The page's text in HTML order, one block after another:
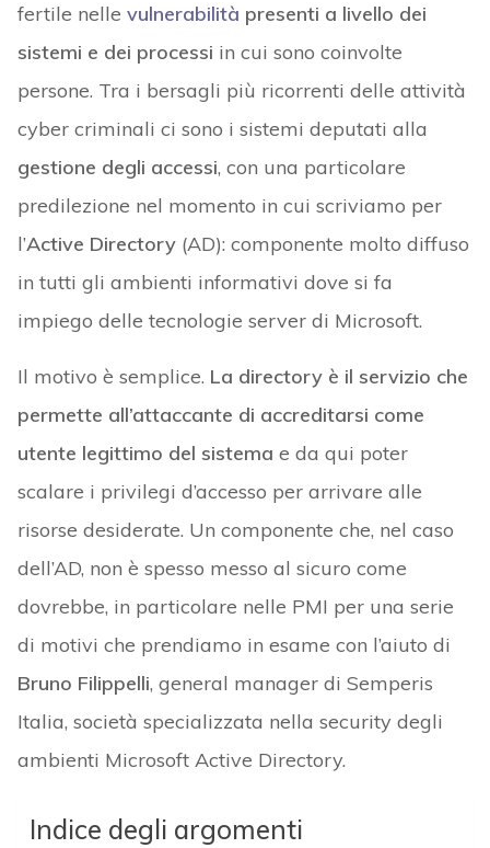
fertile nelle vulnerabilità presenti a livello dei
sistemi e dei processi in cui sono coinvolte
persone. Tra i bersagli più ricorrenti delle attività
cyber criminali ci sono i sistemi deputati alla
gestione degli accessi, con una particolare
predilezione nel momento in cui scriviamo per
l’Active Directory(AD): componente molto diffuso
in tutti gli ambienti informativi dove si fa
impiego delle tecnologie server di Microsoft.
Il motivo è semplice. La directory è il servizio che
permette all’attaccante di accreditarsi come
utente legittimo del sistema e da qui poter
scalare i privilegi d’accesso per arrivare alle
risorse desiderate. Un componente che, nel caso
dell’AD, non è spesso messo al sicuro come
dovrebbe, in particolare nelle PMI per una serie
di motivi che prendiamo in esame con l’aiuto di
Bruno Filippelli, general manager di Semperis
Italia, società specializzata nella security degli
ambienti Microsoft Active Directory.
Indice degli argomenti